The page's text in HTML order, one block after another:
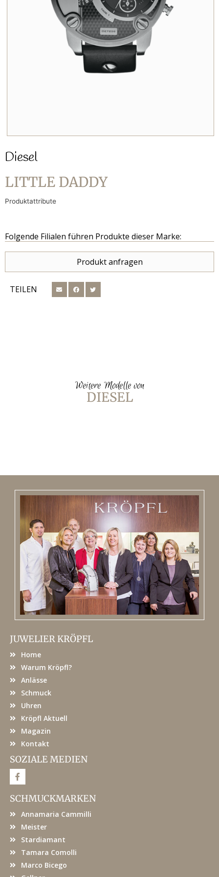
Diesel
LITTLE DADDY
Produktattribute
Folgende Filialen führen Produkte dieser Marke:
Produkt anfragen
TEILEN
Weitere Modelle von
DIESEL
JUWELIER KRÖPFL
Home
Warum Kröpfl?
Anlässe
Schmuck
Uhren
Kröpfl Aktuell
Magazin
Kontakt
SOZIALE MEDIEN
F
a
e
b
o
SCHMUCKMARKEN
Annamaria Cammilli
Meister
Stardiamant
Tamara Comolli
Marco Bicego